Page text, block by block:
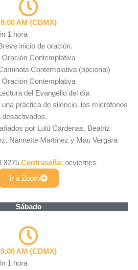
8:00 AM (CDMX)
1 hora
inicio de oración.
Oración Contemplativa
Contemplativa (opcional)
Oración Contemplativa
del Evangelio del día
una práctica de silencio, los micrófonos
desactivados.
por Lulú Cárdenas, Beatriz
Nannette Martínez y Mau Vergara
8275 Contraseña: ocviernes
Ir a Zoom
Sábado
9:00 AM (CDMX)
1 hora